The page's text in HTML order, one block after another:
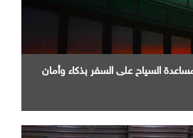
السياح على السفر بذكاء وأمان